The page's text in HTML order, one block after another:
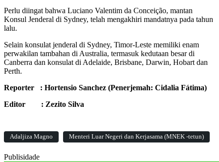
Perlu diingat bahwa Luciano Valentim da Conceição, mantan
Konsul Jenderal di Sydney, telah mengakhiri mandatnya pada tahun
lalu.
Selain konsulat jenderal di Sydney, Timor-Leste memiliki enam
perwakilan tambahan di Australia, termasuk kedutaan besar di
Canberra dan konsulat di Adelaide, Brisbane, Darwin, Hobart dan
Perth.
Reporter : Hortensio Sanchez (Penerjemah: Cidalia Fátima)
Editor : Zezito Silva
Adaljiza Magno Menteri Luar Negeri dan Kerjasama (MNEK -tetun)
Publisidade